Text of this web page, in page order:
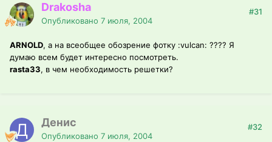
Drakosha
Опубликовано 7 июля, 2004
#31
ARNOLD, а на всеобщее обозрение фотку :vulcan: ???? Я
думаю всем будет интересно посмотреть.
rasta33, в чем необходимость решетки?
Денис
Опубликовано 7 июля, 2004
#32